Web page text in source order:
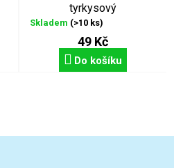
tyrkysový
Skladem (>10 ks)
49 Kč
Do košíku